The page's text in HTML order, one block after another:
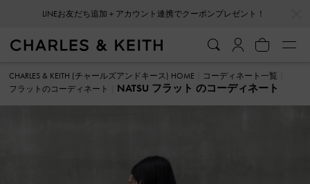
LINEお友だち追加＋アカウント連携でクーポンプレゼント！
CHARLES & KEITH (チャールズアンドキース) HOME
コーディネート一覧
フラットのコーディネート
NATSU フラット のコーディネート